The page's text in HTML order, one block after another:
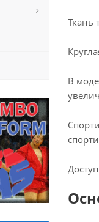
Ткань
В